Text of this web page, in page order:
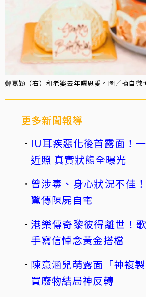
鄭嘉穎（右）和老婆去年曬恩愛。圖／摘自微
更多新聞報導
IU耳疾惡化後首露面！
近照 真實狀態全曝光
曾涉毒、身心狀況不佳
驚傳陳屍自宅
港樂傳奇黎彼得離世！
手寫信悼念黃金搭檔
陳意涵兒萌露面「神複
買廢物結局神反轉